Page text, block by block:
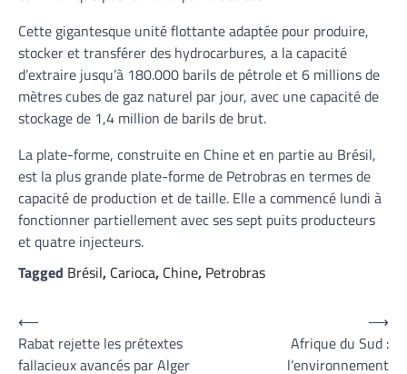
Cette gigantesque unité flottante adaptée pour produire,
stocker et transférer des hydrocarbures, a la capacité
d’extraire jusqu’à 180.000 barils de pétrole et 6 millions de
mètres cubes de gaz naturel par jour, avec une capacité de
stockage de 1,4 million de barils de brut.
La plate-forme, construite en Chine et en partie au Brésil,
est la plus grande plate-forme de Petrobras en termes de
capacité de production et de taille. Elle a commencé lundi à
fonctionner partiellement avec ses sept puits producteurs
et quatre injecteurs.
Tagged Brésil, Carioca, Chine, Petrobras
Navigation
de
⟵
Rabat rejette les prétextes
fallacieux avancés par Alger
Afrique du Sud :
l’environnement
⟶